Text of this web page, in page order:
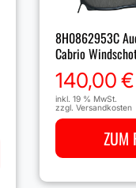
8H0862953C
Cabrio
140,00€
inkl. 19 % MwSt.
zzgl. Versandkosten
ZUM